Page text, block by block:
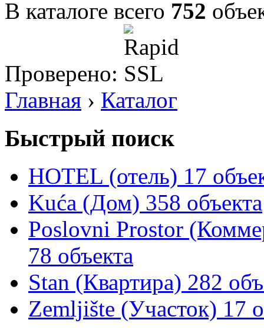
В каталоге всего 752
Проверено:
Главная › Каталог
Быстрый поиск
HOTEL (отель) 17
Kuća (Дом) 358 объекта
Poslovni Prostor
78 объекта
Stan (Квартира) 282
Zemljište (Участок) 17